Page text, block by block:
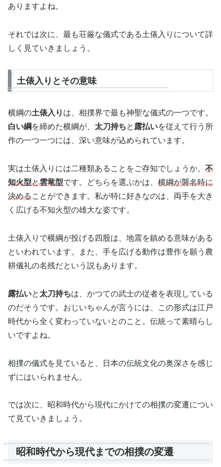
ありますよね。
それでは次に、最も荘厳な儀式である土俵入りについて詳
しく見ていきましょう。
土俵入りとその意味
横綱の土俵入り は、相撲界で最も神聖な儀式の一つです。
白い綱 を締めた横綱が、 太刀持ちと 露払いを従えて行う所
作の一つ一つには、深い意味が込められています。
実は土俵入りには二種類あることをご存知でしょうか。 不
知火型と雲竜型です。どちらを選ぶかは、 横綱が襲名時に
決めることができます。私が特に好きなのは、両手を大き
く広げる不知火型の雄大な姿です。
土俵入りで横綱が投げる四股は、地震を鎮める意味がある
といわれています。また、手を広げる動作は豊作を願う農
耕儀礼の名残だという説もあります。
露払いと 太刀持ちは、かつての武士の従者を表現している
のだそうです。おじいちゃんが言うには、この形式は江戸
時代から全く変わっていないとのこと。伝統って素晴らし
いですよね。
相撲の儀式を見ていると、日本の伝統文化の奥深さを感じ
ずにはいられません。
では次に、昭和時代から現代にかけての相撲の変遷につい
て見ていきましょう。
昭和時代から現代までの相撲の変遷